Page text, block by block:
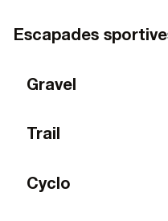
Escapades
Gravel
Trail
Cyclo
53000 Laval